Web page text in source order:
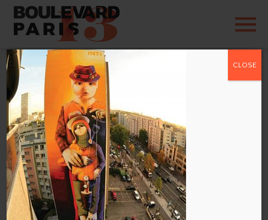
inti-2-streetart13-
480
paradmin|Sep 26, 2016|0 commentaires
CLOSE